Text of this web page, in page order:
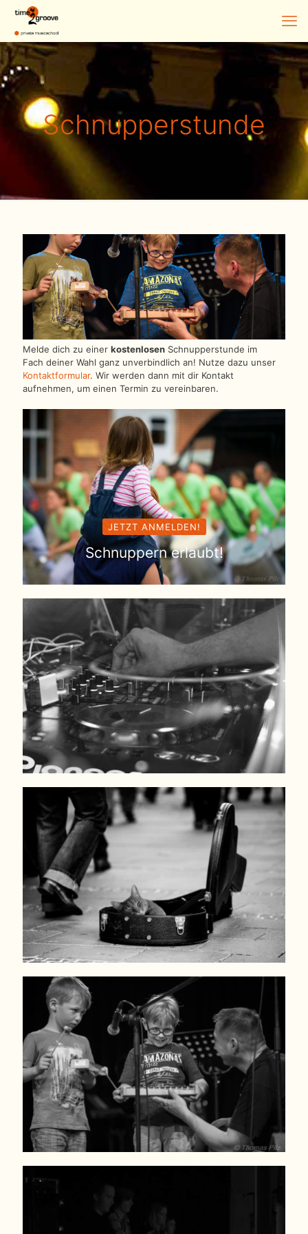
Schnupperstunde
Melde dich zu einer kostenlosen Schnupperstunde im
Fach deiner Wahl ganz unverbindlich an! Nutze dazu unser
Kontaktformular. Wir werden dann mit dir Kontakt
aufnehmen, um einen Termin zu vereinbaren.
JETZT ANMELDEN!
Schnuppern erlaubt!